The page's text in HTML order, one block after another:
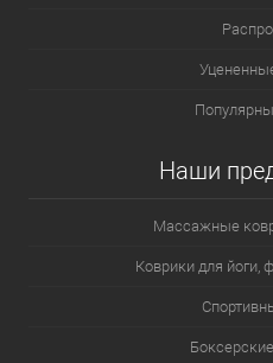
Наши
Массажные
Коврики для йоги,